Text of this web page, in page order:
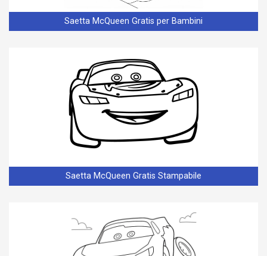
Saetta McQueen Gratis per Bambini
Saetta McQueen Gratis Stampabile